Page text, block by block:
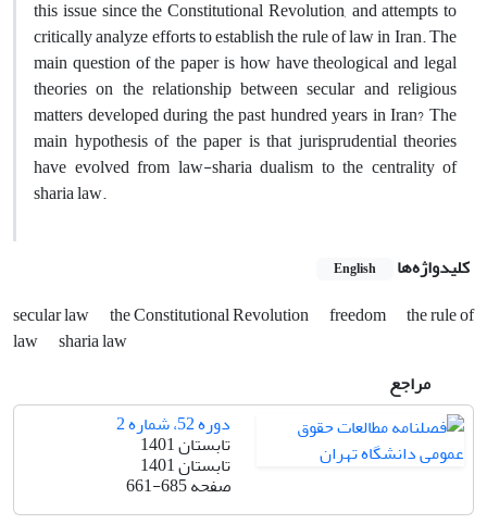
this issue since the Constitutional Revolution, and attempts to
critically analyze efforts to establish the rule of law in Iran. The
main question of the paper is how have theological and legal
theories on the relationship between secular and religious
matters developed during the past hundred years in Iran? The
main hypothesis of the paper is that jurisprudential theories
have evolved from law-sharia dualism to the centrality of
sharia law.
کلیدواژه‌ها English
secular law the Constitutional Revolution freedom
the rule of
law
sharia law
مراجع
دوره 52، شماره 2
تابستان 1401
تابستان 1401
صفحه661-685